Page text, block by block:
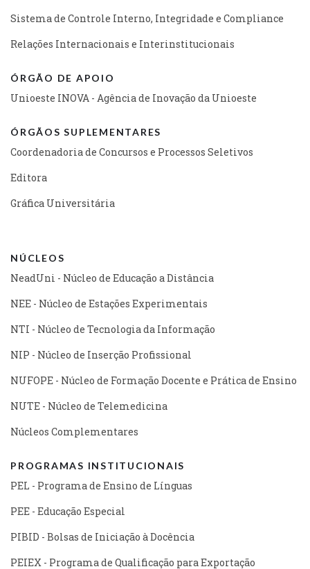
Sistema de Controle Interno, Integridade e Compliance
Relações Internacionais e Interinstitucionais
ÓRGÃO DE APOIO
Unioeste INOVA - Agência de Inovação da Unioeste
ÓRGÃOS SUPLEMENTARES
Coordenadoria de Concursos e Processos Seletivos
Editora
Gráfica Universitária
NÚCLEOS
NeadUni - Núcleo de Educação a Distância
NEE - Núcleo de Estações Experimentais
NTI - Núcleo de Tecnologia da Informação
NIP - Núcleo de Inserção Profissional
NUFOPE - Núcleo de Formação Docente e Prática de Ensino
NUTE - Núcleo de Telemedicina
Núcleos Complementares
PROGRAMAS INSTITUCIONAIS
PEL - Programa de Ensino de Línguas
PEE - Educação Especial
PIBID - Bolsas de Iniciação à Docência
PEIEX - Programa de Qualificação para Exportação